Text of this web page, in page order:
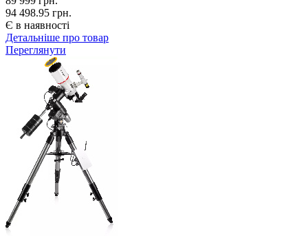
94 498.95 грн.
Є в наявності
Детальніше про товар
Переглянути